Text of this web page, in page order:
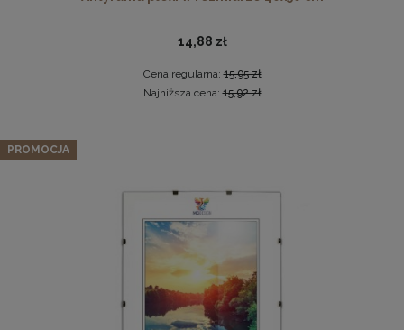
luster w złotym kolorze-30x48mm
2,29 zł
DO KOSZYKA
Panel ścienny 90 x 15 cm tapicerowany 3D Wezgłowie w
22,99 zł
Cena regularna:26,99 zł
Najniższa cena:
DO KOSZYKA
14,88 zł
Cena regularna:15,95 zł
Najniższa cena:15,92 zł
PROMOCJA